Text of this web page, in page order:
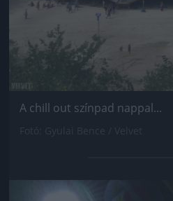
A chill out színpad nappal...